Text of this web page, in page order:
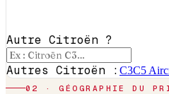
Autre Citroën ?
Autres Citroën : C3C5
02 · GÉOGRAPHIE DU